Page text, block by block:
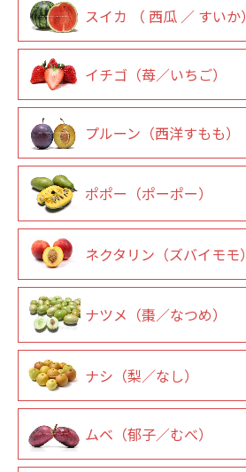
スイカ （ 西瓜 ／ すいか）
イチゴ（苺／いちご）
プルーン（西洋すもも）
ポポー（ポーポー）
ネクタリン（ズバイモモ）
ナツメ（棗／なつめ）
ナシ（梨／なし）
ムベ（郁子／むべ）